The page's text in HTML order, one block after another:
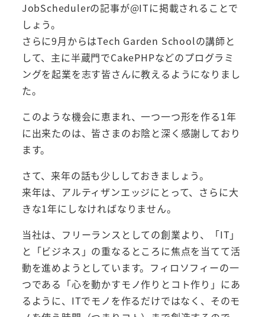
JobSchedulerの記事が@ITに掲載されることで
しょう。
さらに9月からはTech Garden Schoolの講師と
して、主に半蔵門でCakePHPなどのプログラミ
ングを起業を志す皆さんに教えるようになりまし
た。
このような機会に恵まれ、一つ一つ形を作る1年
に出来たのは、皆さまのお陰と深く感謝しており
ます。
さて、来年の話も少ししておきましょう。
来年は、アルティザンエッジにとって、さらに大
きな1年にしなければなりません。
当社は、フリーランスとしての創業より、「IT」
と「ビジネス」の重なるところに焦点を当てて活
動を進めようとしています。フィロソフィーの一
つである「心を動かすモノ作りとコト作り」にあ
るように、ITでモノを作るだけではなく、そのモ